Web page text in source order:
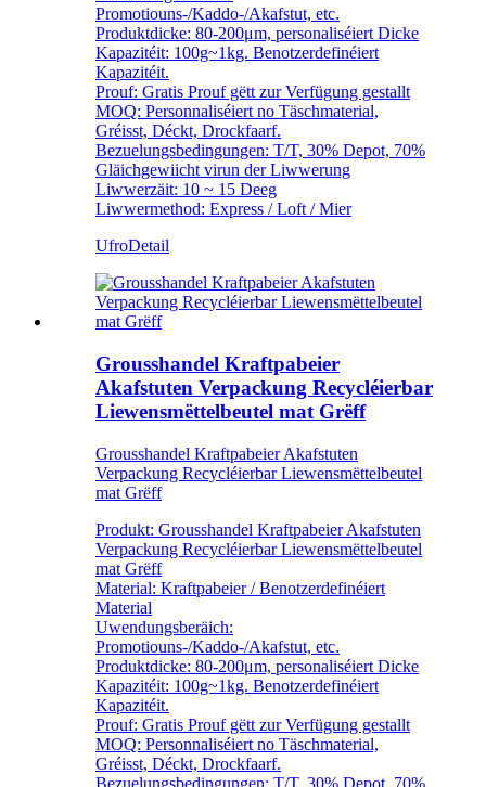
Promotiouns-/Kaddo-/Akafstut, etc.
Produktdicke: 80-200μm, personaliséiert Dicke
Kapazitéit: 100g~1kg. Benotzerdefinéiert
Kapazitéit.
Prouf: Gratis Prouf gëtt zur Verfügung gestallt
MOQ: Personnaliséiert no Täschmaterial,
Gréisst, Déckt, Drockfaarf.
Bezuelungsbedingungen: T/T, 30% Depot, 70%
Gläichgewiicht virun der Liwwerung
Liwwerzäit: 10 ~ 15 Deeg
Liwwermethod: Express / Loft / Mier
UfroDetail
Grousshandel Kraftpabeier
Akafstuten Verpackung Recycléierbar
Liewensmëttelbeutel mat Grëff
Grousshandel Kraftpabeier Akafstuten
Verpackung Recycléierbar Liewensmëttelbeutel
mat Grëff
Produkt: Grousshandel Kraftpabeier Akafstuten
Verpackung Recycléierbar Liewensmëttelbeutel
mat Grëff
Material: Kraftpabeier / Benotzerdefinéiert
Material
Uwendungsberäich:
Promotiouns-/Kaddo-/Akafstut, etc.
Produktdicke: 80-200μm, personaliséiert Dicke
Kapazitéit: 100g~1kg. Benotzerdefinéiert
Kapazitéit.
Prouf: Gratis Prouf gëtt zur Verfügung gestallt
MOQ: Personnaliséiert no Täschmaterial,
Gréisst, Déckt, Drockfaarf.
Bezuelungsbedingungen: T/T, 30% Depot, 70%